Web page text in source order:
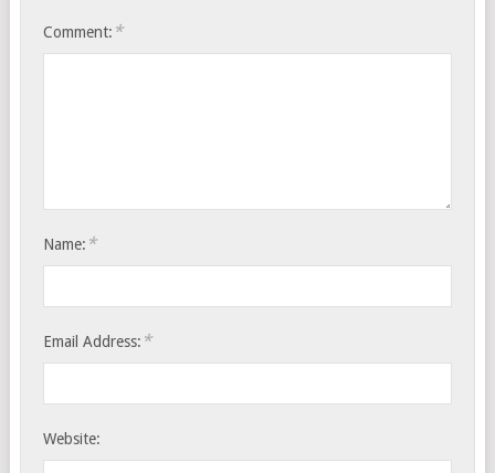
Comment: *
Name: *
Email Address: *
Website: